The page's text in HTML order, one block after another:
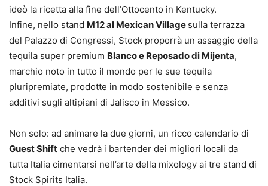
ideò la ricetta alla fine dell’Ottocento in Kentucky.
Infine, nello stand M12 al Mexican Village sulla terrazza
del Palazzo di Congressi, Stock proporrà un assaggio della
tequila super premium Blanco e Reposado di Mijenta,
marchio noto in tutto il mondo per le sue tequila
pluripremiate, prodotte in modo sostenibile e senza
additivi sugli altipiani di Jalisco in Messico.
Non solo: ad animare la due giorni, un ricco calendario di
Guest Shift che vedrà i bartender dei migliori locali da
tutta Italia cimentarsi nell’arte della mixology ai tre stand di
Stock Spirits Italia.